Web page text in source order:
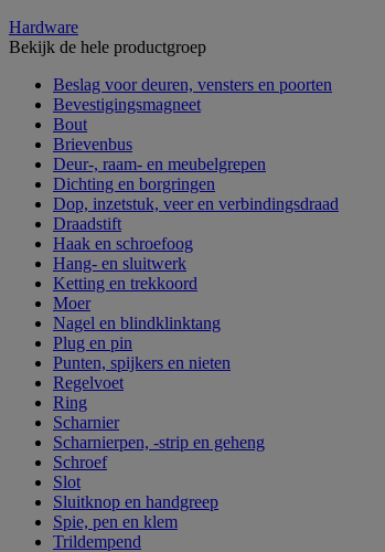
Hardware
Bekijk de hele productgroep
Beslag voor deuren, vensters en poorten
Bevestigingsmagneet
Bout
Brievenbus
Deur-, raam- en meubelgrepen
Dichting en borgringen
Dop, inzetstuk, veer en verbindingsdraad
Draadstift
Haak en schroefoog
Hang- en sluitwerk
Ketting en trekkoord
Moer
Nagel en blindklinktang
Plug en pin
Punten, spijkers en nieten
Regelvoet
Ring
Scharnier
Scharnierpen, -strip en geheng
Schroef
Slot
Sluitknop en handgreep
Spie, pen en klem
Trildempend